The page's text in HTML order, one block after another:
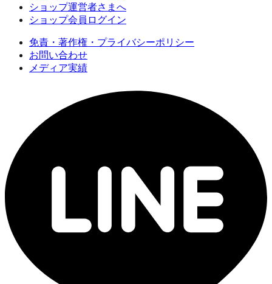
ショップ運営者さまへ
ショップ会員ログイン
免責・著作権・プライバシーポリシー
お問い合わせ
メディア実績